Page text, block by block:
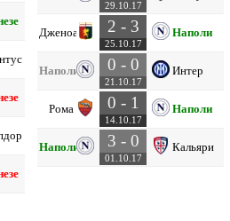
29.10.17
Дженоа 2 - 3
25.10.17
Наполи
Наполи 0 - 0
21.10.17
Интер
Рома 0 - 1
14.10.17
Наполи
Наполи 3 - 0
01.10.17
Кальяри